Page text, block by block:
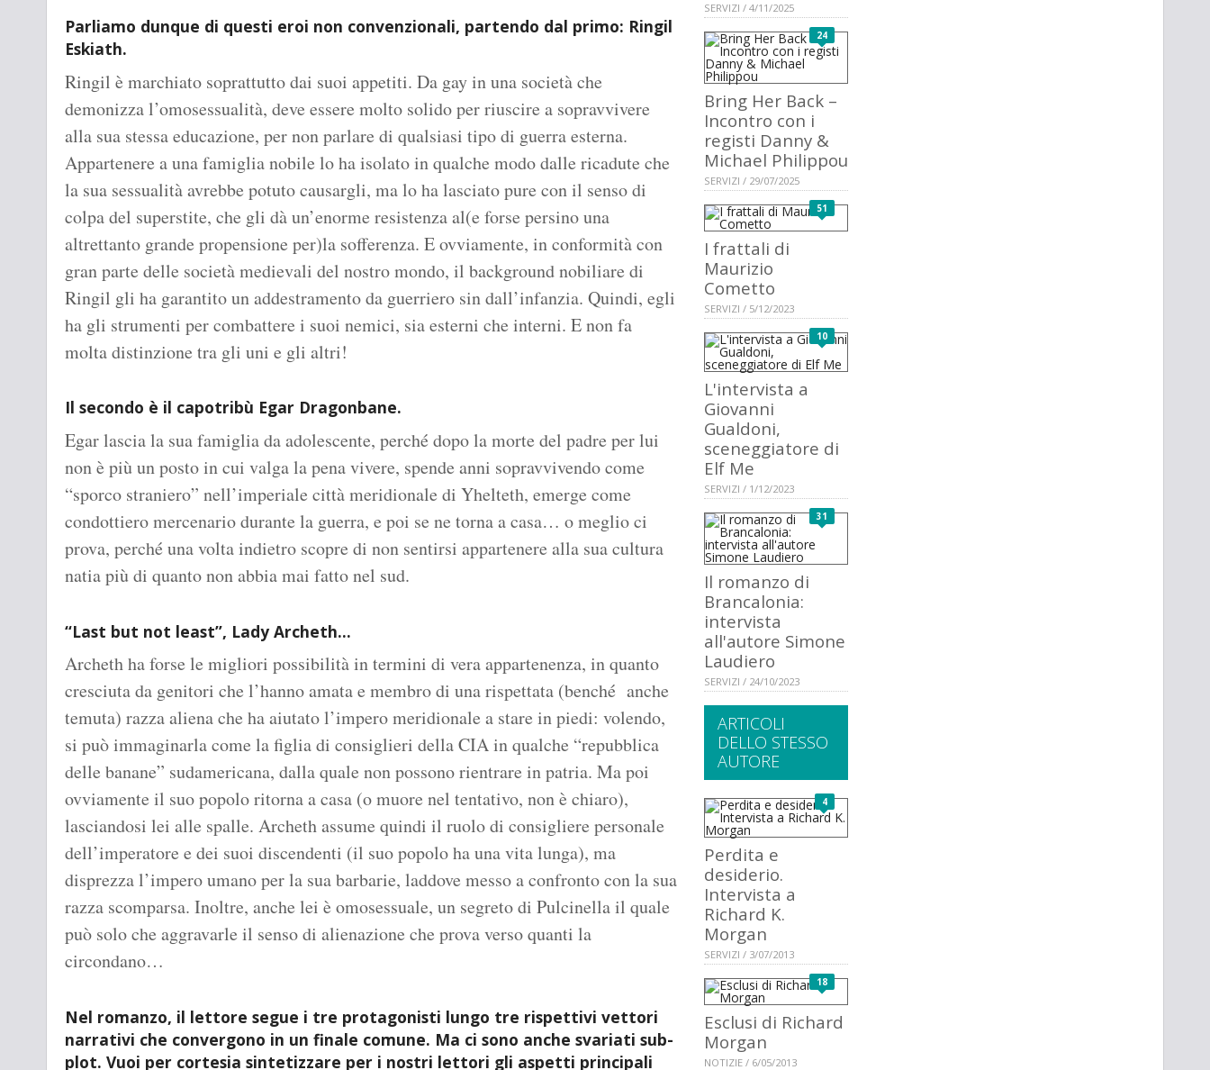
Parliamo dunque di questi eroi non convenzionali, partendo dal primo: Ringil
Eskiath.
Ringil è marchiato soprattutto dai suoi appetiti. Da gay in una società che
demonizza l’omosessualità, deve essere molto solido per riuscire a sopravvivere
alla sua stessa educazione, per non parlare di qualsiasi tipo di guerra esterna.
Appartenere a una famiglia nobile lo ha isolato in qualche modo dalle ricadute che
la sua sessualità avrebbe potuto causargli, ma lo ha lasciato pure con il senso di
colpa del superstite, che gli dà un’enorme resistenza al(e forse persino una
altrettanto grande propensione per)la sofferenza. E ovviamente, in conformità con
gran parte delle società medievali del nostro mondo, il background nobiliare di
Ringil gli ha garantito un addestramento da guerriero sin dall’infanzia. Quindi, egli
ha gli strumenti per combattere i suoi nemici, sia esterni che interni. E non fa
molta distinzione tra gli uni e gli altri!
Il secondo è il capotribù Egar Dragonbane.
Egar lascia la sua famiglia da adolescente, perché dopo la morte del padre per lui
non è più un posto in cui valga la pena vivere, spende anni sopravvivendo come
“sporco straniero” nell’imperiale città meridionale di Yhelteth, emerge come
condottiero mercenario durante la guerra, e poi se ne torna a casa… o meglio ci
prova, perché una volta indietro scopre di non sentirsi appartenere alla sua cultura
natia più di quanto non abbia mai fatto nel sud.
“Last but not least”, Lady Archeth…
Archeth ha forse le migliori possibilità in termini di vera appartenenza, in quanto
cresciuta da genitori che l’hanno amata e membro di una rispettata (benché anche
temuta) razza aliena che ha aiutato l’impero meridionale a stare in piedi: volendo,
si può immaginarla come la figlia di consiglieri della CIA in qualche “repubblica
delle banane” sudamericana, dalla quale non possono rientrare in patria. Ma poi
ovviamente il suo popolo ritorna a casa (o muore nel tentativo, non è chiaro),
lasciandosi lei alle spalle. Archeth assume quindi il ruolo di consigliere personale
dell’imperatore e dei suoi discendenti (il suo popolo ha una vita lunga), ma
disprezza l’impero umano per la sua barbarie, laddove messo a confronto con la sua
razza scomparsa. Inoltre, anche lei è omosessuale, un segreto di Pulcinella il quale
può solo che aggravarle il senso di alienazione che prova verso quanti la
circondano…
Nel romanzo, il lettore segue i tre protagonisti lungo tre rispettivi vettori
narrativi che convergono in un finale comune. Ma ci sono anche svariati sub-
plot. Vuoi per cortesia sintetizzare per i nostri lettori gli aspetti principali
SERVIZI / 4/11/2025
24
Bring Her Back –
Incontro con i
registi Danny &
Michael Philippou
SERVIZI / 29/07/2025
51
I frattali di
Maurizio
Cometto
SERVIZI / 5/12/2023
10
L'intervista a
Giovanni
Gualdoni,
sceneggiatore di
Elf Me
SERVIZI / 1/12/2023
31
Il romanzo di
Brancalonia:
intervista
all'autore Simone
Laudiero
SERVIZI / 24/10/2023
ARTICOLI
DELLO STESSO
AUTORE
4
Perdita e
desiderio.
Intervista a
Richard K.
Morgan
SERVIZI / 3/07/2013
18
Esclusi di Richard
Morgan
NOTIZIE / 6/05/2013